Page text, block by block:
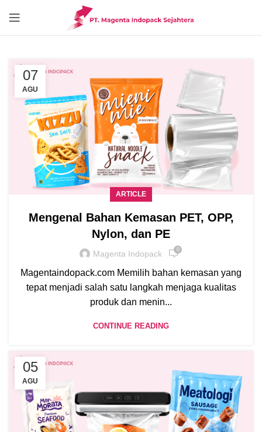
07
AGU
ARTICLE
Mengenal Bahan Kemasan PET, OPP,
Nylon, dan PE
Magenta Indopack 0
Magentaindopack.com Memilih bahan kemasan yang
tepat menjadi salah satu langkah menjaga kualitas
produk dan menin...
CONTINUE READING
05
AGU